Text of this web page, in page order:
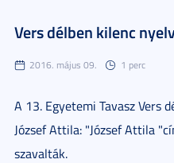
Vers délben kilenc
2016. május 09. 1 perc
A 13. Egyetemi Tavasz Vers
József Attila: "József Attila
szavalták.